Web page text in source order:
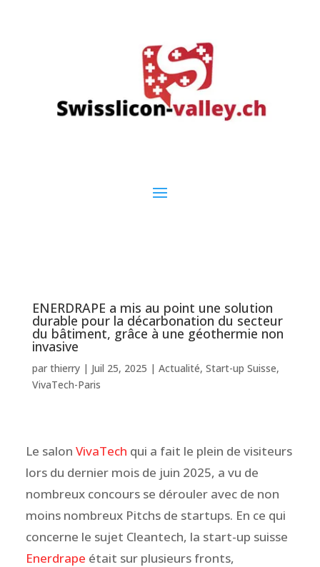
ENERDRAPE a mis au point une solution
durable pour la décarbonation du secteur
du bâtiment, grâce à une géothermie non
invasive
par thierry| Juil 25, 2025 | Actualité, Start-up Suisse,
VivaTech-Paris
Le salon VivaTech qui a fait le plein de visiteurs
lors du dernier mois de juin 2025, a vu de
nombreux concours se dérouler avec de non
moins nombreux Pitchs de startups. En ce qui
concerne le sujet Cleantech, la start-up suisse
Enerdrape était sur plusieurs fronts,